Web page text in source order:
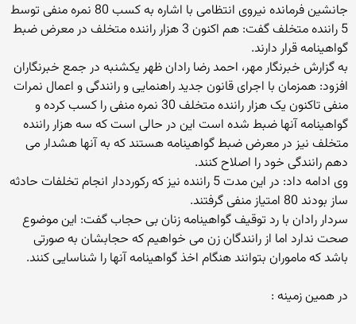
جانشین فرمانده نیروی انتظامی با اشاره به کسب 80 نمره منفی توسط
5 راننده متخلف گفت: هم اکنون 3 هزار راننده متخلف در معرض ضبط
گواهینامه قرار دارند.
به گزارش خبرنگار مهر، احمد رضا رادان ظهر یکشنبه در جمع خبرنگاران
افزود: همزمان با اجرای قانون جدید راهنمایی و رانندگی و اعمال نمرات
منفی تاکنون یک هزار راننده متخلف 30 نمره منفی را کسب کرده و
گواهینامه آنها ضبط شده است این در حالی است که سه هزار راننده
متخلف نیز در معرض ضبط گواهینامه هستند که به آنها هشدار می
دهم رانندگی خود را اصلاح کنند.
وی ادامه داد: در این مدت 5 راننده نیز که رکورددار انجام تخلفات حادثه
ساز بودند 80 امتیاز منفی گرفتند.
سردار رادان با رد توقیف گواهینامه زنان بی حجاب گفت: این موضوع
صحت ندارد اما از رانندگان زن می خواهیم که حجابشان به صورتی
باشد که ماموران بتوانند هنگام اخذ گواهینامه آنها را شناسایی کنند.
در همین زمینه :